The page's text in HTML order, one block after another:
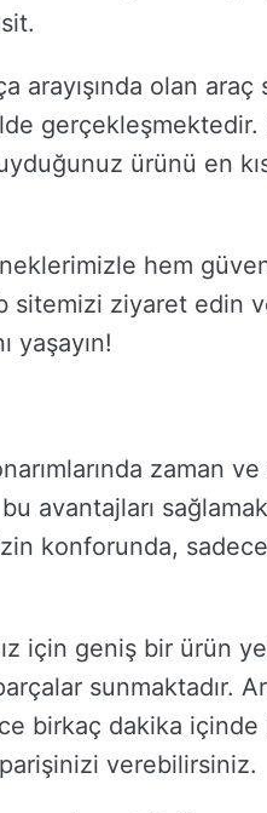
arayışında olan
ürünü en
hem
ziyaret edin
yaşayın!
zaman
avantajları
konforunda,
için geniş bir ürün
sunmaktadır.
birkaç dakika
verebilirsiniz.